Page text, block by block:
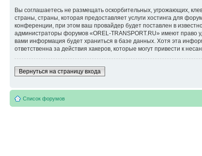
Вы соглашаетесь не размещать оскорбительных, угрожающих,
страны, страны, которая предоставляет услуги хостинга для
конференции, при этом ваш провайдер будет поставлен в
администраторы форумов «OREL-TRANSPORT.RU» имеют право
вами информация будет храниться в базе данных. Хотя эта
ответственна за действия хакеров, которые могут привести к
Вернуться на страницу входа
Список форумов